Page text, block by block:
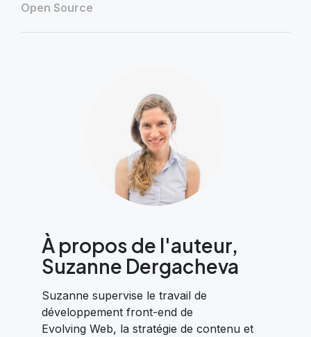
Open Source
À propos de l'auteur,
Suzanne Dergacheva
Suzanne supervise le travail de
développement front-end de
Evolving Web, la stratégie de contenu et